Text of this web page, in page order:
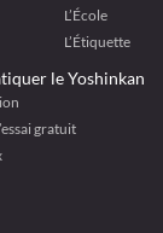
L’École
L’Étiquette
le Yoshinkan
gratuit